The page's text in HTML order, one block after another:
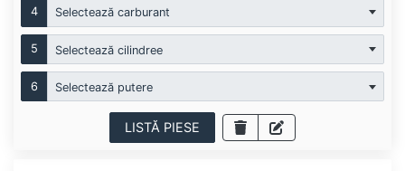
4 Selectează carburant
5 Selectează cilindree
6 Selectează putere
LISTĂ PIESE